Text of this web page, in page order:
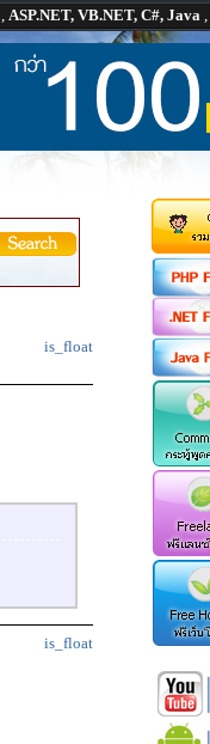
, ASP.NET, VB.NET, C#, Java ,
is_float
is_float